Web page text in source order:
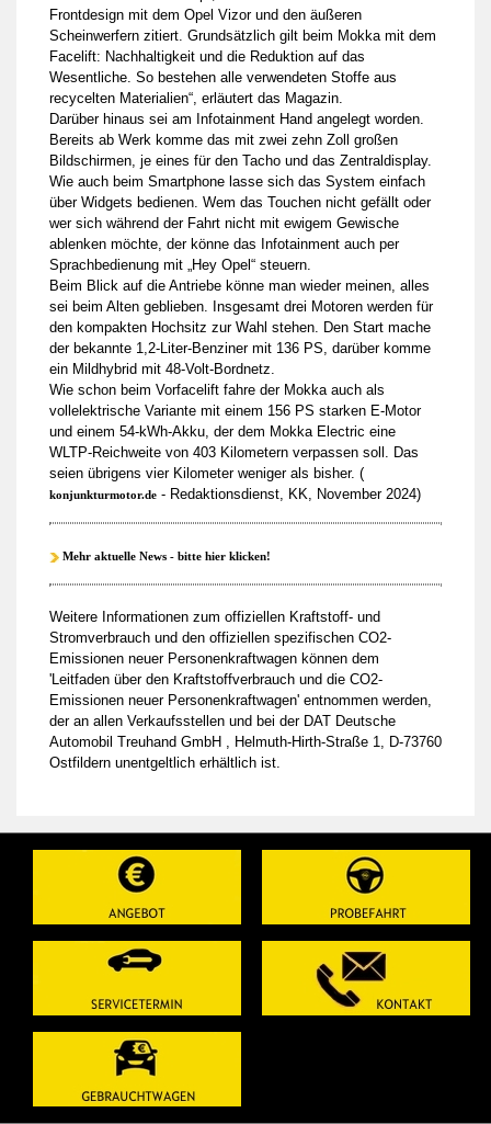
Frontdesign mit dem Opel Vizor und den äußeren
Scheinwerfern zitiert. Grundsätzlich gilt beim Mokka mit dem
Facelift: Nachhaltigkeit und die Reduktion auf das
Wesentliche. So bestehen alle verwendeten Stoffe aus
recycelten Materialien“, erläutert das Magazin.
Darüber hinaus sei am Infotainment Hand angelegt worden.
Bereits ab Werk komme das mit zwei zehn Zoll großen
Bildschirmen, je eines für den Tacho und das Zentraldisplay.
Wie auch beim Smartphone lasse sich das System einfach
über Widgets bedienen. Wem das Touchen nicht gefällt oder
wer sich während der Fahrt nicht mit ewigem Gewische
ablenken möchte, der könne das Infotainment auch per
Sprachbedienung mit „Hey Opel“ steuern.
Beim Blick auf die Antriebe könne man wieder meinen, alles
sei beim Alten geblieben. Insgesamt drei Motoren werden für
den kompakten Hochsitz zur Wahl stehen. Den Start mache
der bekannte 1,2-Liter-Benziner mit 136 PS, darüber komme
ein Mildhybrid mit 48-Volt-Bordnetz.
Wie schon beim Vorfacelift fahre der Mokka auch als
vollelektrische Variante mit einem 156 PS starken E-Motor
und einem 54-kWh-Akku, der dem Mokka Electric eine
WLTP-Reichweite von 403 Kilometern verpassen soll. Das
seien übrigens vier Kilometer weniger als bisher. (
konjunkturmotor.de - Redaktionsdienst, KK, November 2024)
Mehr aktuelle News - bitte hier klicken!
Weitere Informationen zum offiziellen Kraftstoff- und
Stromverbrauch und den offiziellen spezifischen CO2-
Emissionen neuer Personenkraftwagen können dem
'Leitfaden über den Kraftstoffverbrauch und die CO2-
Emissionen neuer Personenkraftwagen' entnommen werden,
der an allen Verkaufsstellen und bei der DAT Deutsche
Automobil Treuhand GmbH , Helmuth-Hirth-Straße 1, D-73760
Ostfildern unentgeltlich erhältlich ist.